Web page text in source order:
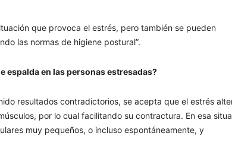
que provoca el estrés, pero también se pueden
las normas de higiene postural”.
espalda en las personas estresadas?
resultados contradictorios, se acepta que el estrés
por lo cual facilitando su contractura. En esa
muy pequeños, o incluso espontáneamente, y